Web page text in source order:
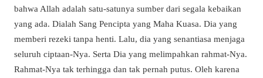
bahwa Allah adalah satu-satunya sumber dari segala kebaikan
yang ada. Dialah Sang Pencipta yang Maha Kuasa. Dia yang
memberi rezeki tanpa henti. Lalu, dia yang senantiasa menjaga
seluruh ciptaan-Nya. Serta Dia yang melimpahkan rahmat-Nya.
Rahmat-Nya tak terhingga dan tak pernah putus. Oleh karena